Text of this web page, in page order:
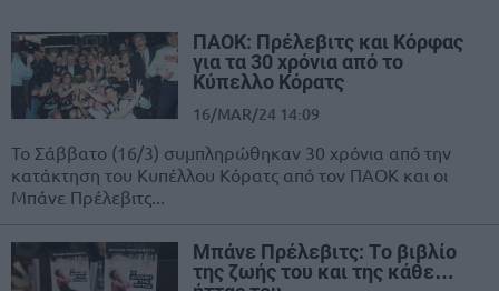
ΠΑΟΚ: Πρέλεβιτς και Κόρφας
για τα 30 χρόνια από το
Κύπελλο Κόρατς
16/MAR/24 14:09
Το Σάββατο (16/3) συμπληρώθηκαν 30 χρόνια από την
κατάκτηση του Κυπέλλου Κόρατς από τον ΠΑΟΚ και οι
Μπάνε Πρέλεβιτς...
Μπάνε Πρέλεβιτς: Tο βιβλίο
της ζωής του και της κάθε…